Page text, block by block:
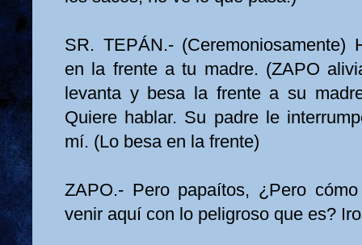
SR. TEPÁN.- (Ceremoniosamente)
en la frente a tu madre. (ZAPO
levanta y besa la frente a su
Quiere hablar. Su padre le
mí. (Lo besa en la frente)
ZAPO.- Pero papaítos, ¿Pero
venir aquí con lo peligroso que es?